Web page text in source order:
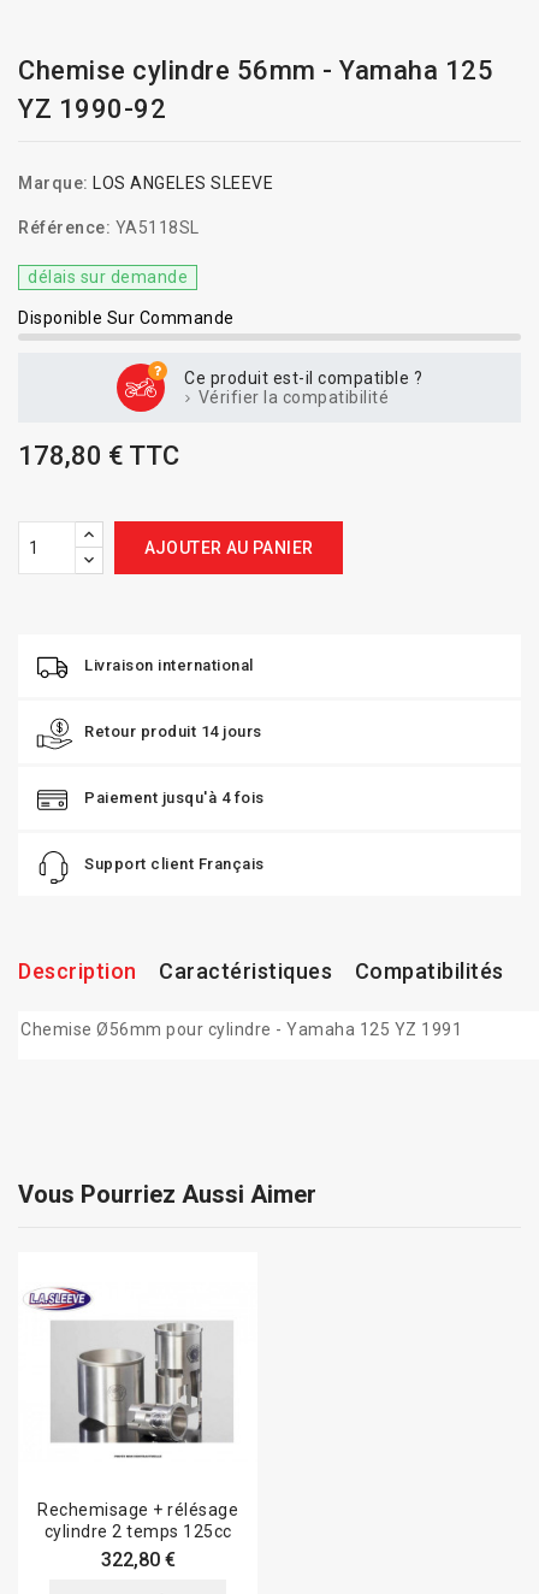
Chemise cylindre 56mm - Yamaha 125
YZ 1990-92
Marque: LOS ANGELES SLEEVE
Référence: YA5118SL
délais sur demande
Disponible Sur Commande
Ce produit est-il compatible ?
Vérifier la compatibilité
178,80 € TTC
AJOUTER AU PANIER
Livraison international
Retour produit 14 jours
Paiement jusqu'à 4 fois
Support client Français
Description Caractéristiques Compatibilités
Chemise Ø56mm pour cylindre - Yamaha 125 YZ 1991
Vous Pourriez Aussi Aimer
Rechemisage + rélésage
cylindre 2 temps 125cc
322,80 €